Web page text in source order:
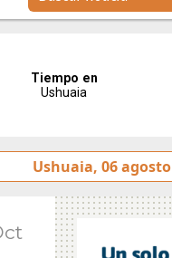
TDF
Ushuaia, 06 agosto